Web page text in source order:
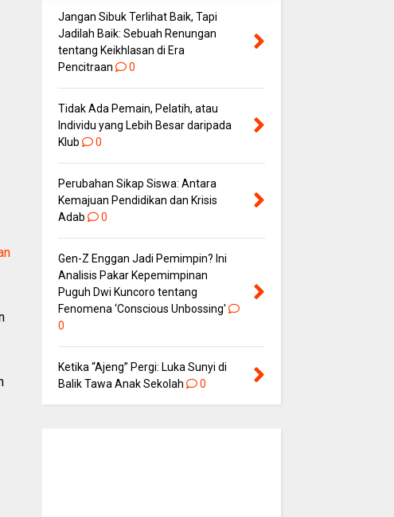
Jangan Sibuk Terlihat Baik, Tapi
Jadilah Baik: Sebuah Renungan
tentang Keikhlasan di Era
Pencitraan
0
Tidak Ada Pemain, Pelatih, atau
Individu yang Lebih Besar daripada
Klub
0
Perubahan Sikap Siswa: Antara
Kemajuan Pendidikan dan Krisis
Adab
0
Gen-Z Enggan Jadi Pemimpin? Ini
Analisis Pakar Kepemimpinan
Puguh Dwi Kuncoro tentang
Fenomena ‘Conscious Unbossing'
0
Ketika “Ajeng” Pergi: Luka Sunyi di
Balik Tawa Anak Sekolah
0